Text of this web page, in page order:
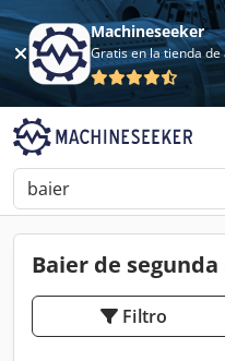
Machineseeker
Baier de
Filtro